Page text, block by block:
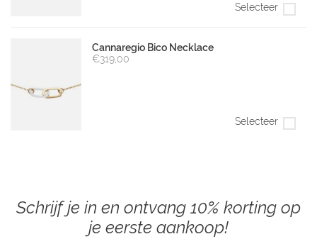
Selecteer
Cannaregio Bico Necklace
€319,00
Selecteer
Schrijf je in en ontvang 10% korting op
je eerste aankoop!